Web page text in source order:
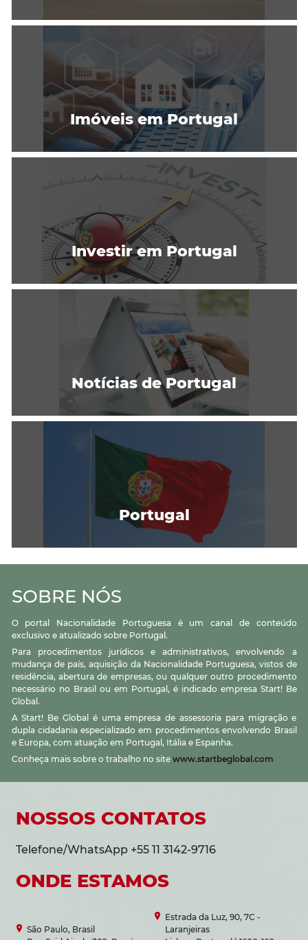
Imóveis em Portugal
Investir em Portugal
Notícias de Portugal
Portugal
SOBRE NÓS
O portal Nacionalidade Portuguesa é um canal de conteúdo
exclusivo e atualizado sobre Portugal.
Para procedimentos jurídicos e administrativos, envolvendo a
mudança de país, aquisição da Nacionalidade Portuguesa, vistos de
residência, abertura de empresas, ou qualquer outro procedimento
necessário no Brasil ou em Portugal, é indicado empresa Start! Be
Global.
A Start! Be Global é uma empresa de assessoria para migração e
dupla cidadania especializado em procedimentos envolvendo Brasil
e Europa, com atuação em Portugal, Itália e Espanha.
Conheça mais sobre o trabalho no site www.startbeglobal.com
NOSSOS CONTATOS
Telefone/WhatsApp +55 11 3142-9716
ONDE ESTAMOS
São Paulo, Brasil
Estrada da Luz, 90, 7C -
Laranjeiras